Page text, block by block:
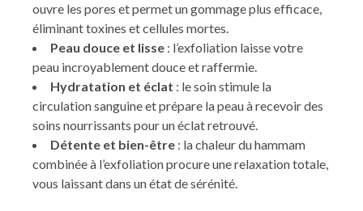
ouvre les pores et permet un gommage plus efficace,
éliminant toxines et cellules mortes.
Peau douce et lisse : l’exfoliation laisse votre
peau incroyablement douce et raffermie.
Hydratation et éclat : le soin stimule la
circulation sanguine et prépare la peau à recevoir des
soins nourrissants pour un éclat retrouvé.
Détente et bien-être : la chaleur du hammam
combinée à l’exfoliation procure une relaxation totale,
vous laissant dans un état de sérénité.